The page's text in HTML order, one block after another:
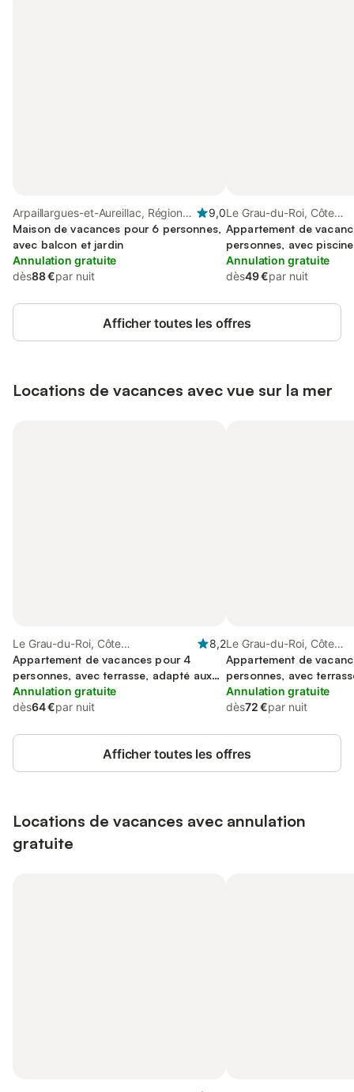
Arpaillargues-et-Aureillac, Région
de Nîmes
9,0
Maison de vacances pour 6 personnes,
avec balcon et jardin
Annulation gratuite
dès88 €par nuit
Le Grau-du-Roi, Côte
méditerranéenne
Appartement de
personnes, avec
Annulation gratuite
dès49 €par nuit
Afficher toutes les offres
Locations de vacances avec vue sur la mer
Le Grau-du-Roi, Côte
méditerranéenne (France)
8,2
Appartement de vacances pour 4
personnes, avec terrasse, adapté aux
familles
Annulation gratuite
dès64 €par nuit
Le Grau-du-Roi, Côte
méditerranéenne
Appartement de
personnes, avec
Annulation gratuite
dès72 €par nuit
Afficher toutes les offres
Locations de vacances avec annulation
gratuite